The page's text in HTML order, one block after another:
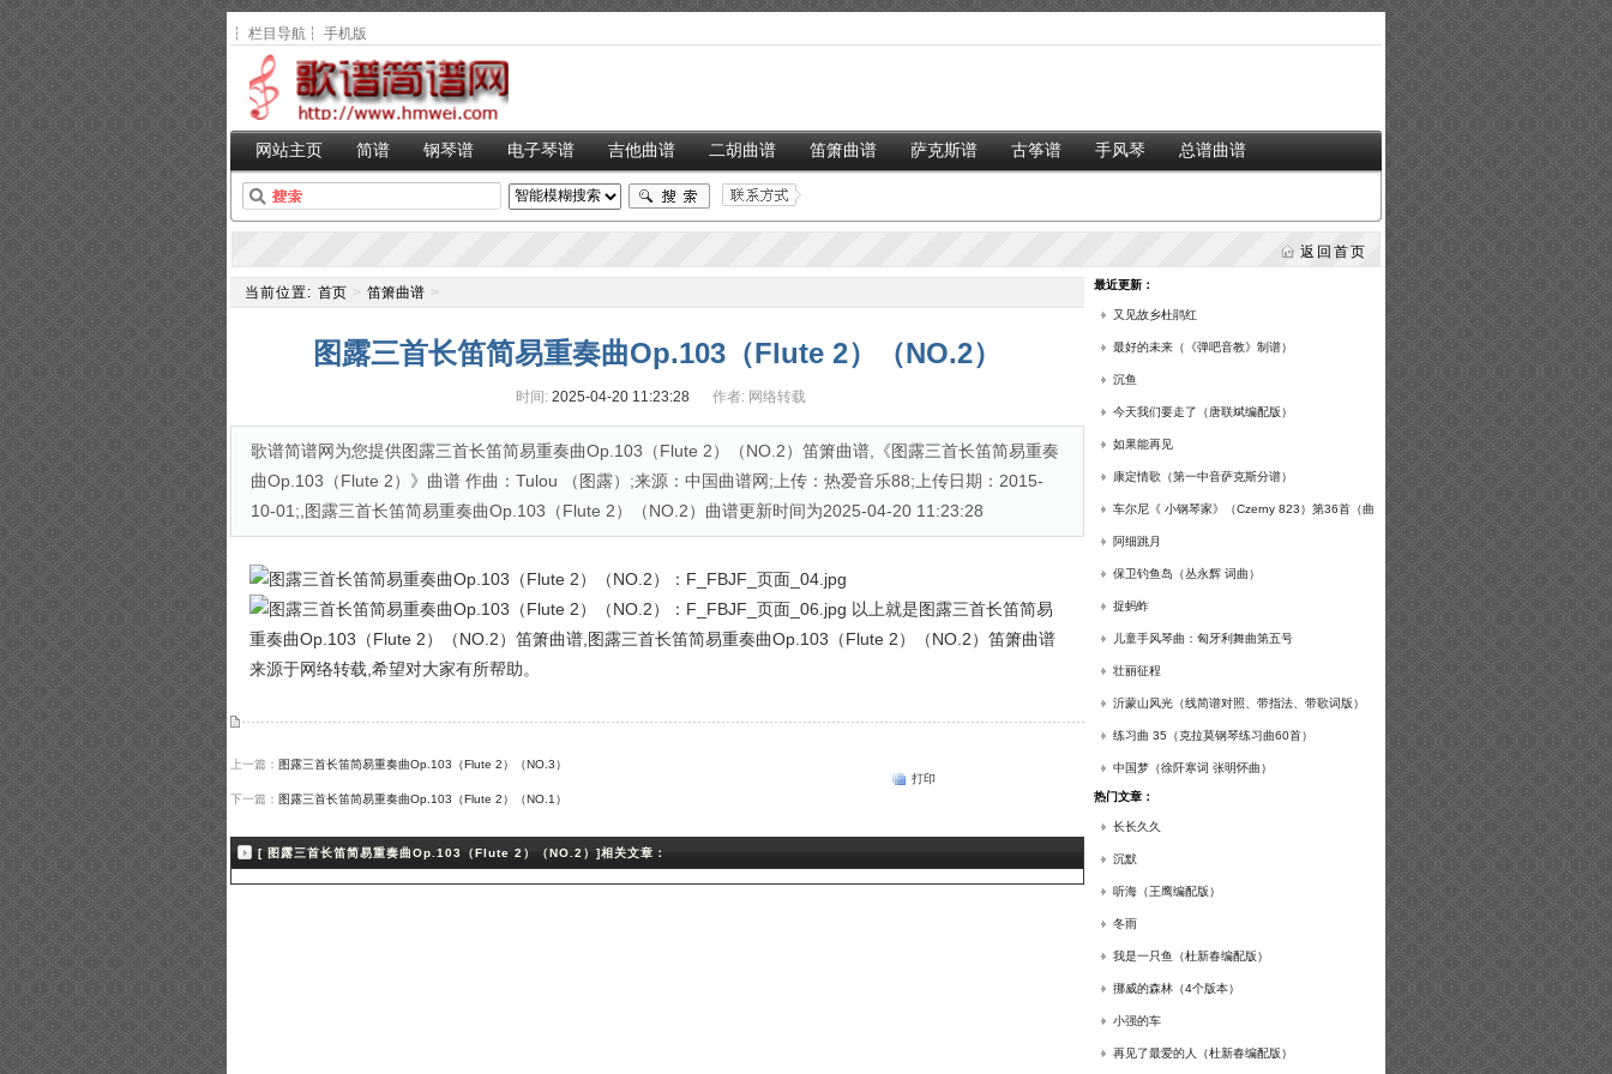
┆ 栏目导航 ┆ 手机版
网站主页 简谱 钢琴谱 电子琴谱 吉他曲谱 二胡曲谱 笛箫曲谱 萨克斯谱 古筝谱 手风琴 总谱曲谱
返回首页
当前位置: 首页 > 笛箫曲谱 >
图露三首长笛简易重奏曲Op.103（Flute 2）（NO.2）
时间: 2025-04-20 11:23:28 作者: 网络转载
歌谱简谱网为您提供图露三首长笛简易重奏曲Op.103（Flute 2）（NO.2）笛箫曲谱,《图露三首长笛简易重奏
曲Op.103（Flute 2）》曲谱 作曲：Tulou （图露）;来源：中国曲谱网;上传：热爱音乐88;上传日期：2015-
10-01;,图露三首长笛简易重奏曲Op.103（Flute 2）（NO.2）曲谱更新时间为2025-04-20 11:23:28
以上就是图露三首长笛简易
重奏曲Op.103（Flute 2）（NO.2）笛箫曲谱,图露三首长笛简易重奏曲Op.103（Flute 2）（NO.2）笛箫曲谱
来源于网络转载,希望对大家有所帮助。
上一篇： 图露三首长笛简易重奏曲Op.103（Flute 2）（NO.3）
下一篇： 图露三首长笛简易重奏曲Op.103（Flute 2）（NO.1）
打印
[ 图露三首长笛简易重奏曲Op.103（Flute 2）（NO.2）]相关文章：
最近更新：
又见故乡杜鹃红
最好的未来（《弹吧音教》制谱）
沉鱼
今天我们要走了（唐联斌编配版）
如果能再见
康定情歌（第一中音萨克斯分谱）
车尔尼《 小钢琴家》（Czerny 823）第36首（曲
谱及练习提示）
阿细跳月
保卫钓鱼岛（丛永辉 词曲）
捉蚂蚱
儿童手风琴曲：匈牙利舞曲第五号
壮丽征程
沂蒙山风光（线简谱对照、带指法、带歌词版）
练习曲 35（克拉莫钢琴练习曲60首）
中国梦（徐阡寒词 张明怀曲）
热门文章：
长长久久
沉默
听海（王鹰编配版）
冬雨
我是一只鱼（杜新春编配版）
挪威的森林（4个版本）
小强的车
再见了最爱的人（杜新春编配版）